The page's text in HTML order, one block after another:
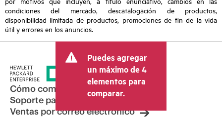
condiciones del mercado, descatalogación de productos,
disponibilidad limitada de productos, promociones de fin de la vida
útil y errores en los anuncios.
Puedes agregar
un máximo de 4
elementos para
comparar.
Cómo comprar
Soporte para productos
Ventas por correo electrónico